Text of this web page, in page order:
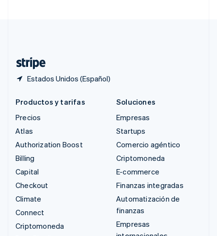
Estados Unidos (Español)
Productos y tarifas
Precios
Atlas
Authorization Boost
Billing
Capital
Checkout
Climate
Connect
Criptomoneda
Soluciones
Empresas
Startups
Comercio agéntico
Criptomoneda
E-commerce
Finanzas integradas
Automatización de
finanzas
Empresas